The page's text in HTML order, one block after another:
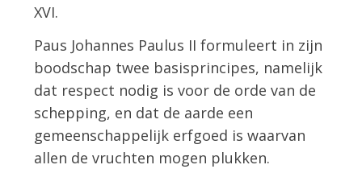
XVI.
Paus Johannes Paulus II formuleert in zijn
boodschap twee basisprincipes, namelijk
dat respect nodig is voor de orde van de
schepping, en dat de aarde een
gemeenschappelijk erfgoed is waarvan
allen de vruchten mogen plukken.